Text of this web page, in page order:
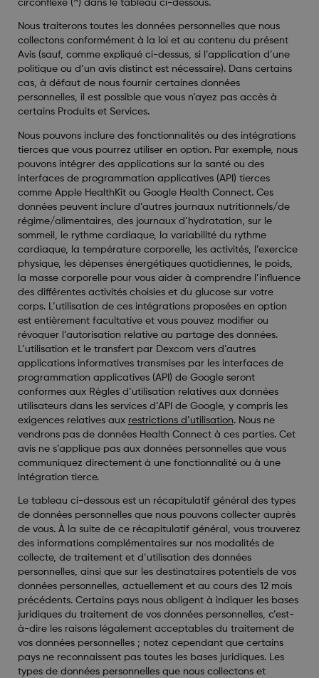
circonflexe (^) dans le tableau ci-dessous.
Nous traiterons toutes les données personnelles que nous
collectons conformément à la loi et au contenu du présent
Avis (sauf, comme expliqué ci-dessus, si l’application d’une
politique ou d’un avis distinct est nécessaire). Dans certains
cas, à défaut de nous fournir certaines données
personnelles, il est possible que vous n’ayez pas accès à
certains Produits et Services.
Nous pouvons inclure des fonctionnalités ou des intégrations
tierces que vous pourrez utiliser en option. Par exemple, nous
pouvons intégrer des applications sur la santé ou des
interfaces de programmation applicatives (API) tierces
comme Apple HealthKit ou Google Health Connect. Ces
données peuvent inclure d’autres journaux nutritionnels/de
régime/alimentaires, des journaux d’hydratation, sur le
sommeil, le rythme cardiaque, la variabilité du rythme
cardiaque, la température corporelle, les activités, l’exercice
physique, les dépenses énergétiques quotidiennes, le poids,
la masse corporelle pour vous aider à comprendre l’influence
des différentes activités choisies et du glucose sur votre
corps. L’utilisation de ces intégrations proposées en option
est entièrement facultative et vous pouvez modifier ou
révoquer l’autorisation relative au partage des données.
L’utilisation et le transfert par Dexcom vers d’autres
applications informatives transmises par les interfaces de
programmation applicatives (API) de Google seront
conformes aux Règles d’utilisation relatives aux données
utilisateurs dans les services d’API de Google, y compris les
exigences relatives aux restrictions d’utilisation. Nous ne
vendrons pas de données Health Connect à ces parties. Cet
avis ne s’applique pas aux données personnelles que vous
communiquez directement à une fonctionnalité ou à une
intégration tierce.
Le tableau ci-dessous est un récapitulatif général des types
de données personnelles que nous pouvons collecter auprès
de vous. À la suite de ce récapitulatif général, vous trouverez
des informations complémentaires sur nos modalités de
collecte, de traitement et d’utilisation des données
personnelles, ainsi que sur les destinataires potentiels de vos
données personnelles, actuellement et au cours des 12 mois
précédents. Certains pays nous obligent à indiquer les bases
juridiques du traitement de vos données personnelles, c’est-
à-dire les raisons légalement acceptables du traitement de
vos données personnelles ; notez cependant que certains
pays ne reconnaissent pas toutes les bases juridiques. Les
types de données personnelles que nous collectons et